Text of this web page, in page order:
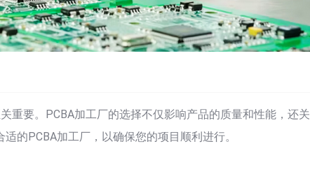
重要。PCBA加工厂的选择不仅影响产品的质量和性能，还关
的PCBA加工厂，以确保您的项目顺利进行。